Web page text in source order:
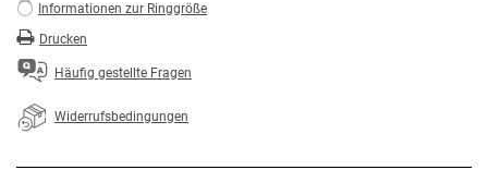
Informationen zur Ringgröße
Drucken
Häufig gestellte Fragen
Widerrufsbedingungen